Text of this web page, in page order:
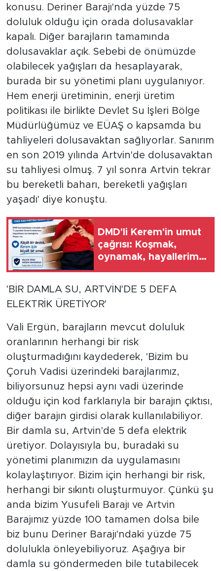
konusu. Deriner Barajı'nda yüzde 75
doluluk olduğu için orada dolusavaklar
kapalı. Diğer barajların tamamında
dolusavaklar açık. Sebebi de önümüzde
olabilecek yağışları da hesaplayarak,
burada bir su yönetimi planı uygulanıyor.
Hem enerji üretiminin, enerji üretim
politikası ile birlikte Devlet Su İşleri Bölge
Müdürlüğümüz ve EÜAŞ o kapsamda bu
tahliyeleri dolusavaktan sağlıyorlar. Sanırım
en son 2019 yılında Artvin'de dolusavaktan
su tahliyesi olmuş. 7 yıl sonra Artvin tekrar
bu bereketli baharı, bereketli yağışları
yaşadı' diye konuştu.
DMD'li Kerem'in umut
çağrısı: Koşmak,
oynamak, hayallerime
'BİR DAMLA SU, ARTVİN'DE 5 DEFA
ELEKTRİK ÜRETİYOR'
Vali Ergün, barajların mevcut doluluk
oranlarının herhangi bir risk
oluşturmadığını kaydederek, 'Bizim bu
Çoruh Vadisi üzerindeki barajlarımız,
biliyorsunuz hepsi aynı vadi üzerinde
olduğu için kod farklarıyla bir barajın çıktısı,
diğer barajın girdisi olarak kullanılabiliyor.
Bir damla su, Artvin'de 5 defa elektrik
üretiyor. Dolayısıyla bu, buradaki su
yönetimi planımızın da uygulamasını
kolaylaştırıyor. Bizim için herhangi bir risk,
herhangi bir sıkıntı oluşturmuyor. Çünkü şu
anda bizim Yusufeli Barajı ve Artvin
Barajımız yüzde 100 tamamen dolsa bile
biz bunu Deriner Barajı'ndaki yüzde 75
dolulukla önleyebiliyoruz. Aşağıya bir
damla su göndermeden bile tutabilecek